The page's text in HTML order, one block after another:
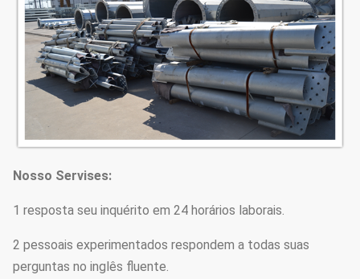
Pacotes
OT
possa carregando quanto os PCes
vão faz4e-lo
base do cálculo do cliente na
especificação e nos dados
realmente.
Estilo
veriable conforme o pedido do
Nosso Servises:
1 resposta seu inquérito em 24 horários laborais.
2 pessoais experimentados respondem a todas suas
perguntas no inglês fluente.